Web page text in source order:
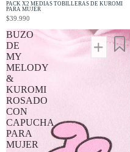
PACK X2 MEDIAS TOBILLERAS DE KUROMI
PARA MUJER
$39.990
BUZO
DE
MY
MELODY
&
KUROMI
ROSADO
CON
CAPUCHA
PARA
MUJER